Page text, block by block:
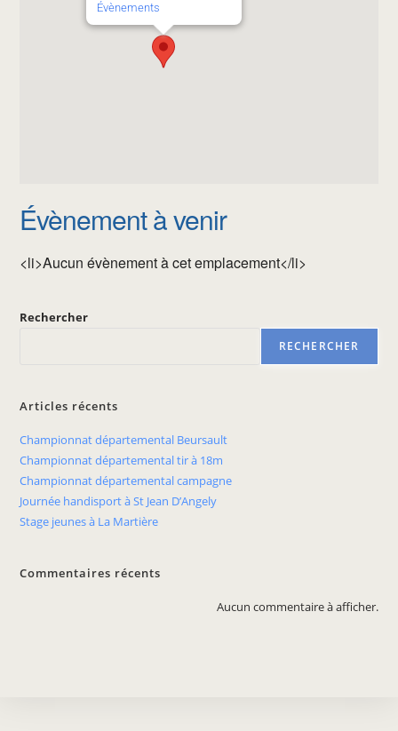
Évènements
Évènement à venir
<li>Aucun évènement à cet emplacement</li>
Rechercher
RECHERCHER
Articles récents
Championnat départemental Beursault
Championnat départemental tir à 18m
Championnat départemental campagne
Journée handisport à St Jean D’Angely
Stage jeunes à La Martière
Commentaires récents
Aucun commentaire à afficher.